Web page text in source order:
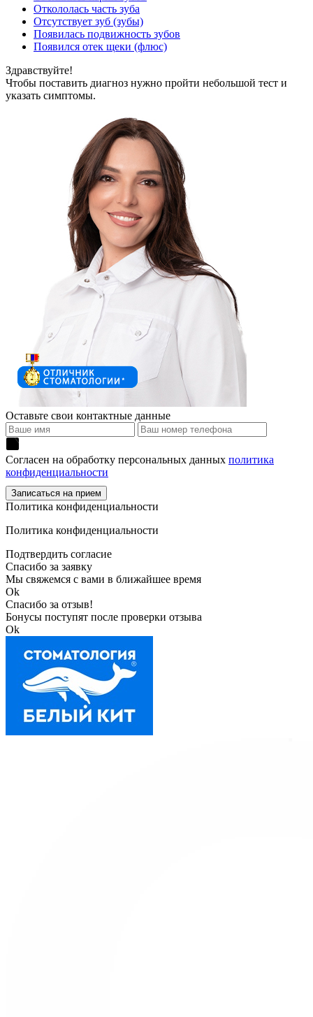
Откололась часть зуба
Отсутствует зуб (зубы)
Появилась подвижность зубов
Появился отек щеки (флюс)
Здравствуйте!
Чтобы поставить диагноз нужно пройти небольшой тест и
указать симптомы.
Оставьте свои контактные данные
Согласен на обработку персональных данных политика
конфиденциальности
Политика конфиденциальности
Политика конфиденциальности
Подтвердить согласие
Спасибо за заявку
Мы свяжемся с вами в ближайшее время
Ok
Спасибо за отзыв!
Бонусы поступят после проверки отзыва
Ok